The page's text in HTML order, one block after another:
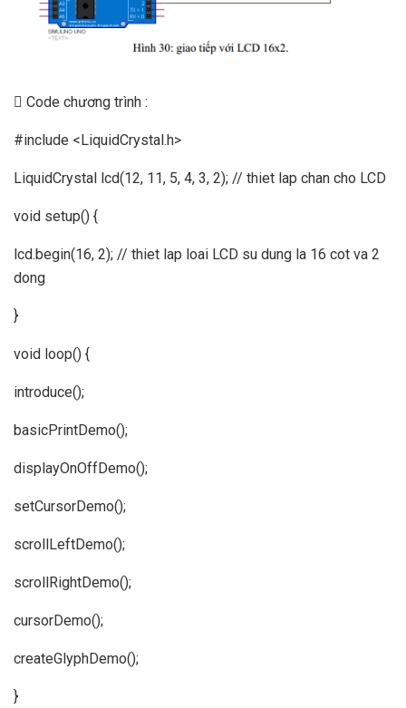
 Code chương trình :
#include <LiquidCrystal.h>
LiquidCrystal lcd(12, 11, 5, 4, 3, 2); // thiet lap chan cho LCD
void setup() {
lcd.begin(16, 2); // thiet lap loai LCD su dung la 16 cot va 2
dong
}
void loop() {
introduce();
basicPrintDemo();
displayOnOffDemo();
setCursorDemo();
scrollLeftDemo();
scrollRightDemo();
cursorDemo();
createGlyphDemo();
}